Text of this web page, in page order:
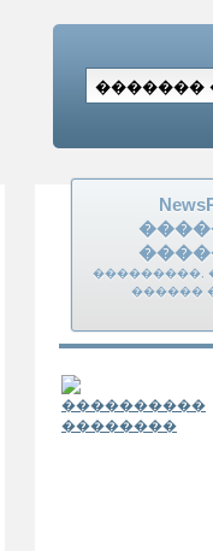
���������,
������